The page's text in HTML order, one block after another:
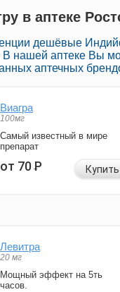
в аптеке
дешёвые
В нашей аптеке Вы
аптечных
Виагра
100мг
Самый известный в мире
препарат
от 70Р Купить
Левитра
20 мг
Мощный эффект на 5ть
часов.